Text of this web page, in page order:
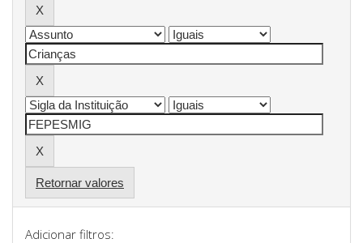
Retornar valores
Adicionar filtros: